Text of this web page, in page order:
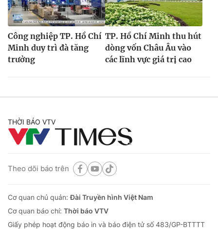
Công nghiệp TP. Hồ Chí
Minh duy trì đà tăng
trưởng
TP. Hồ Chí Minh thu hút
dòng vốn Châu Âu vào
các lĩnh vực giá trị cao
THỜI BÁO VTV
Theo dõi báo trên
Cơ quan chủ quản:Đài Truyền hình Việt Nam
Cơ quan báo chí: Thời báo VTV
Giấy phép hoạt động báo in và báo điện tử số 483/GP-BTTTT